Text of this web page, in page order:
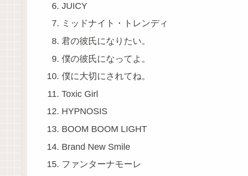
JUICY
ミッドナイト・トレンディ
君の彼氏になりたい。
僕の彼氏になってよ。
僕に大切にされてね。
Toxic Girl
HYPNOSIS
BOOM BOOM LIGHT
Brand New Smile
ファンターナモーレ